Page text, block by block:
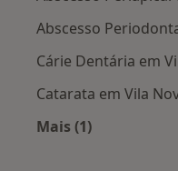
Abscesso
Cárie Dentária em
Catarata em Vila
Mais (1)